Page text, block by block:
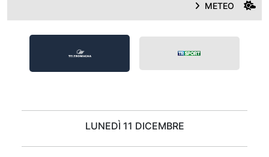
METEO
LUNEDÌ 11 DICEMBRE